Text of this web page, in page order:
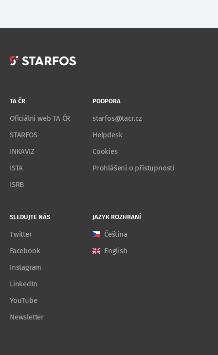
TA ČR
Oficiální web TA ČR
STARFOS
INKAVIZ
ISTA
ISRB
PODPORA
starfos@tacr.cz
Helpdesk
Cookies
Prohlášení o přístupnosti
SLEDUJTE NÁS
Twitter
Facebook
Instagram
LinkedIn
YouTube
Newsletter
JAZYK ROZHRANÍ
Čeština
English